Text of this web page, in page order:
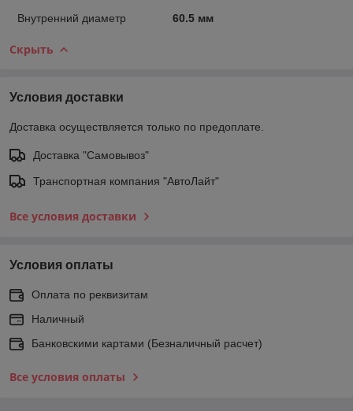
Внутренний диаметр 60.5 мм
Скрыть
Условия доставки
Доставка осуществляется только по предоплате.
Доставка "Самовывоз"
Транспортная компания "АвтоЛайт"
Все условия доставки
Условия оплаты
Оплата по реквизитам
Наличный
Банковскими картами (Безналичный расчет)
Все условия оплаты